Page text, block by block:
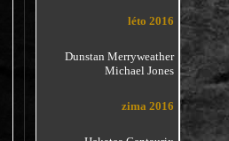
léto 2016
Dunstan Merryweather
Michael Jones
zima 2016